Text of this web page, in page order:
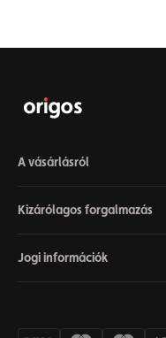
A vásárlásról
Kizárólagos forgalmazás
Jogi információk